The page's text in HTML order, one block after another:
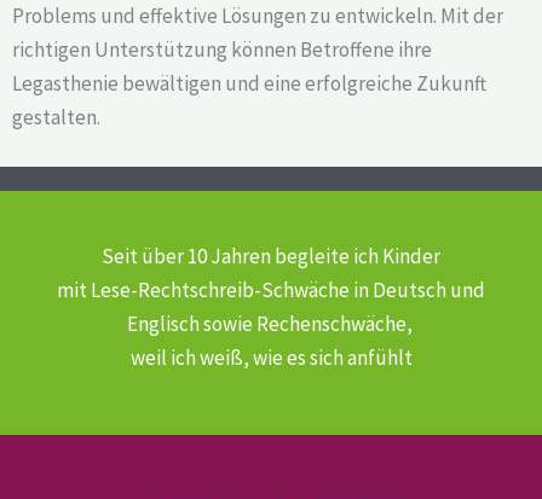
Problems und effektive Lösungen zu entwickeln. Mit der
richtigen Unterstützung können Betroffene ihre
Legasthenie bewältigen und eine erfolgreiche Zukunft
gestalten.
Seit über 10 Jahren begleite ich Kinder
mit Lese-Rechtschreib-Schwächein Deutsch und
Englisch sowie Rechenschwäche,
weil ich weiß, wie es sich anfühlt